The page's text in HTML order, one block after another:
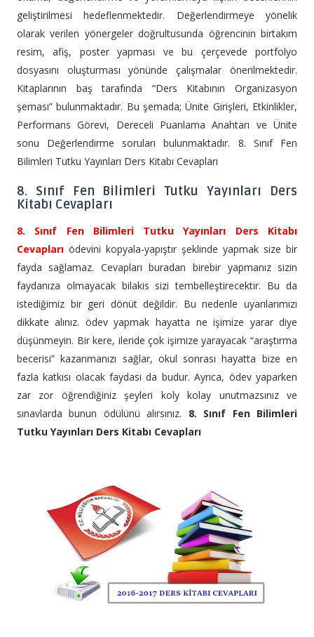
geliştirilmesi hedeflenmektedir. Değerlendirmeye yönelik
olarak verilen yönergeler doğrultusunda öğrencinin birtakım
resim, afiş, poster yapması ve bu çerçevede portfolyo
dosyasını oluşturması yönünde çalışmalar önerilmektedir.
Kitaplarının baş tarafında “Ders Kitabının Organizasyon
şeması” bulunmaktadır. Bu şemada; Ünite Girişleri, Etkinlikler,
Performans Görevi, Dereceli Puanlama Anahtarı ve Ünite
sonu Değerlendirme soruları bulunmaktadır. 8. Sınıf Fen
Bilimleri Tutku Yayınları Ders Kitabı Cevapları
8. Sınıf Fen Bilimleri Tutku Yayınları Ders
Kitabı Cevapları
8. Sınıf Fen Bilimleri Tutku Yayınları Ders Kitabı
Cevapları ödevini kopyala-yapıştır şeklinde yapmak size bir
fayda sağlamaz. Cevapları buradan birebir yapmanız sizin
faydanıza olmayacak bilakis sizi tembelleştirecektir. Bu da
istediğimiz bir geri dönüt değildir. Bu nedenle uyarılarımızı
dikkate alınız. ödev yapmak hayatta ne işimize yarar diye
düşünmeyin. Bir kere, ileride çok işimize yarayacak “araştırma
becerisi” kazanmanızı sağlar, okul sonrası hayatta bize en
fazla katkısı olacak faydası da budur. Ayrıca, ödev yaparken
zar zor öğrendiğiniz şeyleri koly kolay unutmazsınız ve
sınavlarda bunun ödülünü alırsınız. 8. Sınıf Fen Bilimleri
Tutku Yayınları Ders Kitabı Cevapları